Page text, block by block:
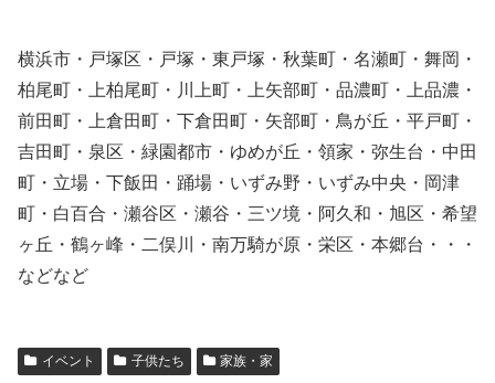
横浜市・戸塚区・戸塚・東戸塚・秋葉町・名瀬町・舞岡・
柏尾町・上柏尾町・川上町・上矢部町・品濃町・上品濃・
前田町・上倉田町・下倉田町・矢部町・鳥が丘・平戸町・
吉田町・泉区・緑園都市・ゆめが丘・領家・弥生台・中田
町・立場・下飯田・踊場・いずみ野・いずみ中央・岡津
町・白百合・瀬谷区・瀬谷・三ツ境・阿久和・旭区・希望
ヶ丘・鶴ヶ峰・二俣川・南万騎が原・栄区・本郷台・・・
などなど
イベント 子供たち 家族・家